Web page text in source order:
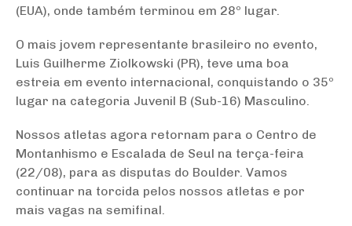
(EUA), onde também terminou em 28º lugar.
O mais jovem representante brasileiro no evento,
Luis Guilherme Ziolkowski (PR), teve uma boa
estreia em evento internacional, conquistando o 35º
lugar na categoria Juvenil B (Sub-16) Masculino.
Nossos atletas agora retornam para o Centro de
Montanhismo e Escalada de Seul na terça-feira
(22/08), para as disputas do Boulder. Vamos
continuar na torcida pelos nossos atletas e por
mais vagas na semifinal.